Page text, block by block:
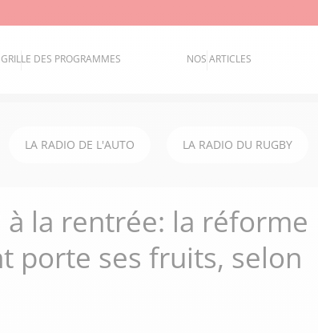
GRILLE DES PROGRAMMES NOS ARTICLES
LA RADIO DE L'AUTO LA RADIO DU RUGBY
la rentrée: la réforme
porte ses fruits, selon